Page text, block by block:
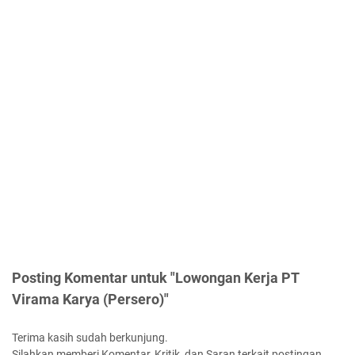
Posting Komentar untuk "Lowongan Kerja PT
Virama Karya (Persero)"
Terima kasih sudah berkunjung.